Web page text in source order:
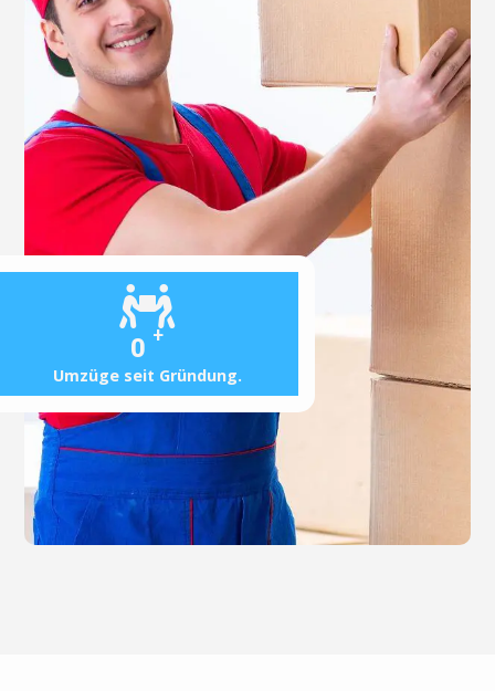
0 +
Umzüge seit Gründung.